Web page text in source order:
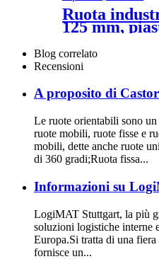
Ruota
125 mm,
freno totale,
elastica nera
Blog correlato
Recensioni
A proposito di
Le ruote orientabili sono
ruote mobili, ruote fisse e
mobili, dette anche ruote
di 360 gradi;Ruota fissa...
Informazioni su
LogiMAT Stuttgart, la più
soluzioni logistiche interne
Europa.Si tratta di una
fornisce un...